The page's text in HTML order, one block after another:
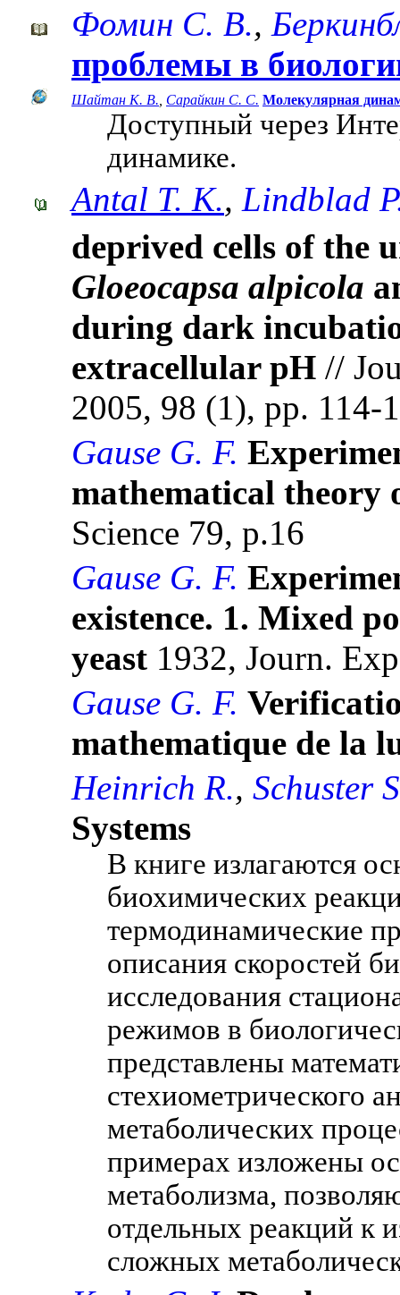
Фомин С. В.,
проблемы в
Шайтан К. В., Сарайкин С. С. Молекулярная
Доступный через
динамике.
Antal T. K., Lindblad
deprived cells of the
Gloeocapsa alpicola
during dark
extracellular pH //
2005, 98 (1), pp. 114-
Gause G. F.
mathematical theory
Science 79, p.16
Gause G. F.
existence. 1. Mixed
yeast 1932, Journ.
Gause G. F.
mathematique de la
Heinrich R., Schuster
Systems
В книге излагаются
биохимических
термодинамические
описания скоростей
исследования
режимов в
представлены
стехиометрического
метаболических
примерах изложены
метаболизма,
отдельных реакций к
сложных